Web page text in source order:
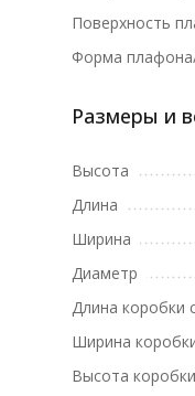
Поверхность
Форма
Размеры и
Высота
Длина
Ширина
Диаметр
Длина коробки
Ширина
Высота